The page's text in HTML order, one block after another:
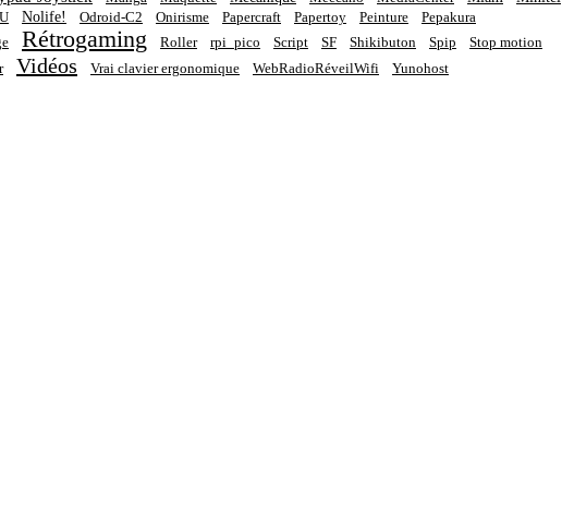
Nolife! Odroid-C2 Onirisme Papercraft Papertoy Peinture
Pepakura
Rétrogaming Roller rpi_pico Script SF Shikibuton Spip
Stop motion
Vidéos Vrai clavier ergonomique WebRadioRéveilWifi Yunohost